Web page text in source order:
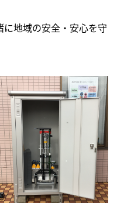
地域の安全・安心を守